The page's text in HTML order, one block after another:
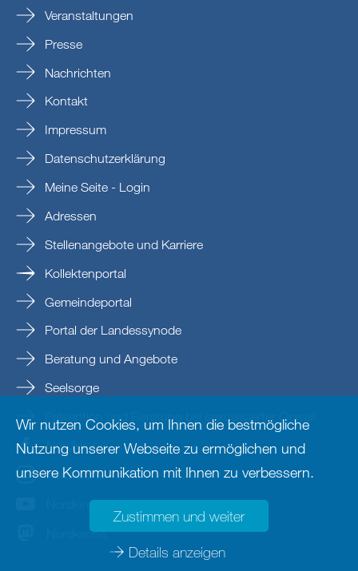
Veranstaltungen
Presse
Nachrichten
Kontakt
Impressum
Datenschutzerklärung
Meine Seite - Login
Adressen
Stellenangebote und Karriere
Kollektenportal
Gemeindeportal
Portal der Landessynode
Beratung und Angebote
Seelsorge
Prävention und Beratung bei sexualisierter Gewalt
Nordkirche
nordkirche
Nordkirche
Nordkirche
Wir nutzen Cookies, um Ihnen die bestmögliche
Nutzung unserer Webseite zu ermöglichen und
unsere Kommunikation mit Ihnen zu verbessern.
Zustimmen und weiter
Details anzeigen